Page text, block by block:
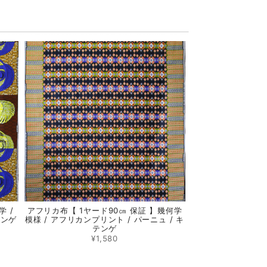
/
ゲ
アフリカ布【 1ヤード90㎝ 保証 】幾何学
模様 / アフリカンプリント / パーニュ / キ
テンゲ
¥1,580